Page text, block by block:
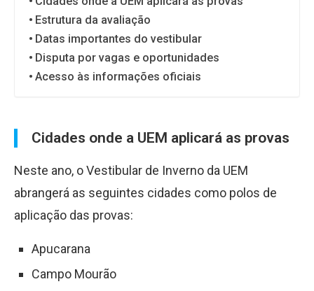
Estrutura da avaliação
Datas importantes do vestibular
Disputa por vagas e oportunidades
Acesso às informações oficiais
Cidades onde a UEM aplicará as provas
Neste ano, o Vestibular de Inverno da UEM
abrangerá as seguintes cidades como polos de
aplicação das provas:
Apucarana
Campo Mourão